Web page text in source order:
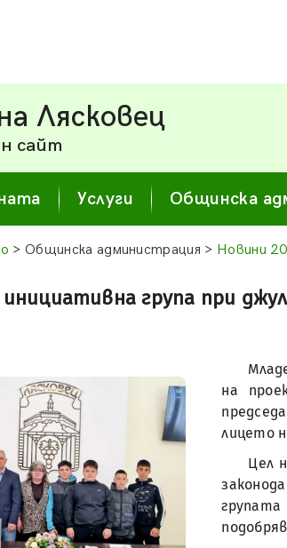
Лясковец
сайт
Услуги Общинска
> Общинска администрация > Новини
група при
на
лицето
Цел